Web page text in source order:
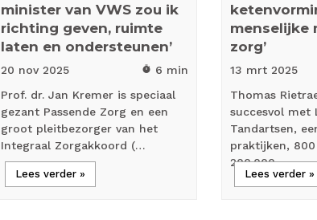
minister van VWS zou ik
richting geven, ruimte
laten en ondersteunen’
20 nov 2025 timer 6 min
Prof. dr. Jan Kremer is speciaal
gezant Passende Zorg en een
groot pleitbezorger van het
Integraal Zorgakkoord (…
Lees verder »
menselijke
zorg’
13 mrt 2025
Thomas
succesvol met
Tandartsen,
praktijken,
200.000…
Lees verder »